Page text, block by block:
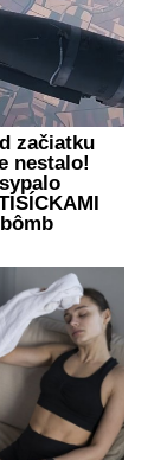
začiatku
nestalo!